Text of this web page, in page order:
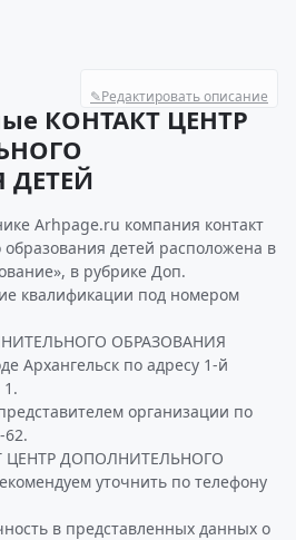
✎Редактировать описание
КОНТАКТ ЦЕНТР
ДЕТЕЙ
Arhpage.ru компания контакт
детей расположена в
в рубрике Доп.
квалификации под номером
ОБРАЗОВАНИЯ
Архангельск по адресу 1-й
организации по
62.
ЦЕНТР ДОПОЛНИТЕЛЬНОГО
уточнить по телефону
в представленных данных о